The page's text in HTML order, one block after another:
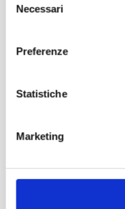
delNecessari
Preferenze
Statistiche
Marketing